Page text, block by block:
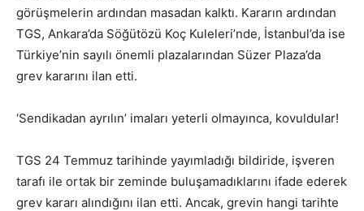
görüşmelerin ardından masadan kalktı. Kararın ardından
TGS, Ankara’da Söğütözü Koç Kuleleri’nde, İstanbul’da ise
Türkiye’nin sayılı önemli plazalarından Süzer Plaza’da
grev kararını ilan etti.
‘Sendikadan ayrılın’ imaları yeterli olmayınca, kovuldular!
TGS 24 Temmuz tarihinde yayımladığı bildiride, işveren
tarafı ile ortak bir zeminde buluşamadıklarını ifade ederek
grev kararı alındığını ilan etti. Ancak, grevin hangi tarihte